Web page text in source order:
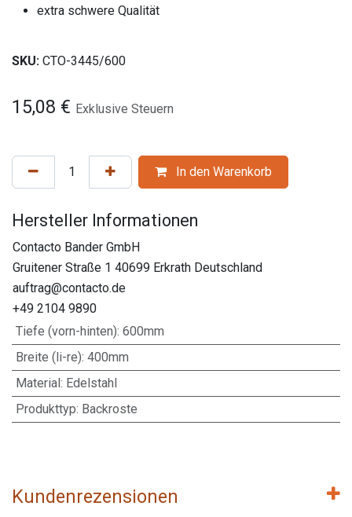
extra schwere Qualität
SKU: CTO-3445/600
15,08 € Exklusive Steuern
In den Warenkorb
Hersteller Informationen
Contacto Bander GmbH
Gruitener Straße 1 40699 Erkrath Deutschland
auftrag@contacto.de
+49 2104 9890
Tiefe (vorn-hinten): 600mm
Breite (li-re): 400mm
Material: Edelstahl
Produkttyp: Backroste
Kundenrezensionen